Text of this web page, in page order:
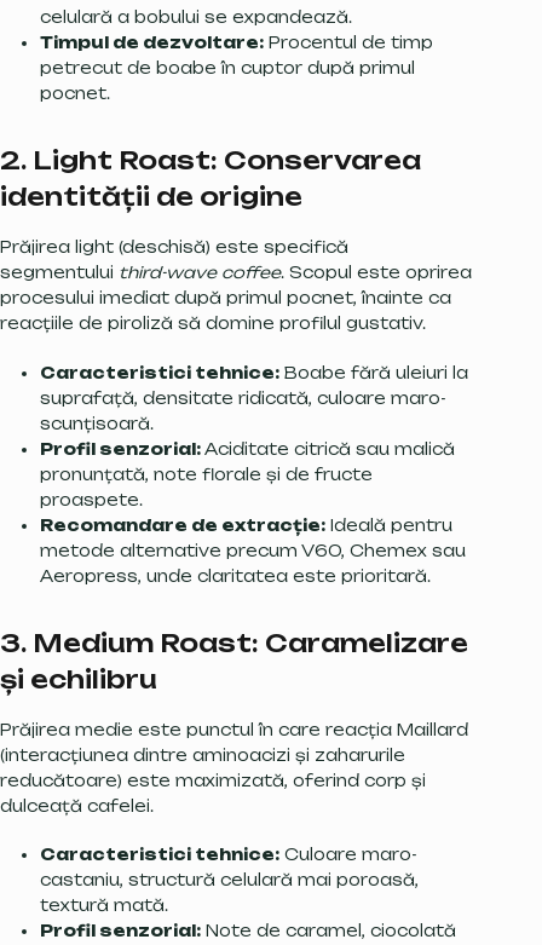
celulară a bobului se expandează.
Timpul de dezvoltare:Procentul de timp
petrecut de boabe în cuptor după primul
pocnet.
2. Light Roast: Conservarea
identității de origine
Prăjirea light (deschisă) este specifică
segmentului third-wave coffee. Scopul este oprirea
procesului imediat după primul pocnet, înainte ca
reacțiile de piroliză să domine profilul gustativ.
Caracteristici tehnice:Boabe fără uleiuri la
suprafață, densitate ridicată, culoare maro-
scunțisoară.
Profil senzorial:Aciditate citrică sau malică
pronunțată, note florale și de fructe
proaspete.
Recomandare de extracție:Ideală pentru
metode alternative precum V60, Chemex sau
Aeropress, unde claritatea este prioritară.
3. Medium Roast: Caramelizare
și echilibru
Prăjirea medie este punctul în care reacția Maillard
(interacțiunea dintre aminoacizi și zaharurile
reducătoare) este maximizată, oferind corp și
dulceață cafelei.
Caracteristici tehnice:Culoare maro-
castaniu, structură celulară mai poroasă,
textură mată.
Profil senzorial:Note de caramel, ciocolată